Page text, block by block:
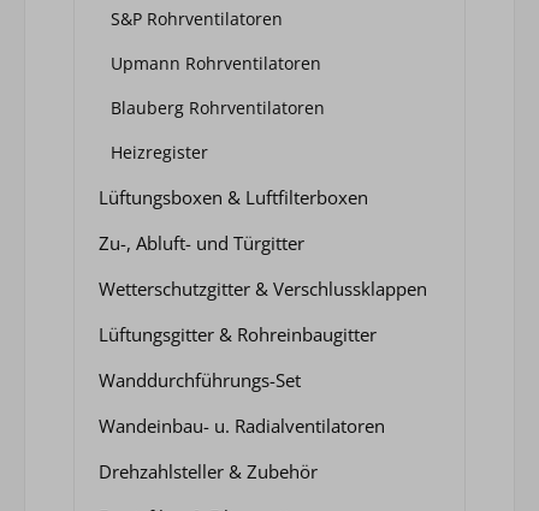
S&P Rohrventilatoren
Upmann Rohrventilatoren
Blauberg Rohrventilatoren
Heizregister
Lüftungsboxen & Luftfilterboxen
Zu-, Abluft- und Türgitter
Wetterschutzgitter & Verschlussklappen
Lüftungsgitter & Rohreinbaugitter
Wanddurchführungs-Set
Wandeinbau- u. Radialventilatoren
Drehzahlsteller & Zubehör